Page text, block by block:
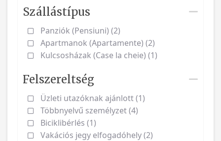
Szállástípus
Panziók (Pensiuni) (2)
Apartmanok (Apartamente) (2)
Kulcsosházak (Case la cheie) (1)
Felszereltség
Üzleti utazóknak ajánlott (1)
Többnyelvű személyzet (4)
Biciklibérlés (1)
Vakációs jegy elfogadóhely (2)